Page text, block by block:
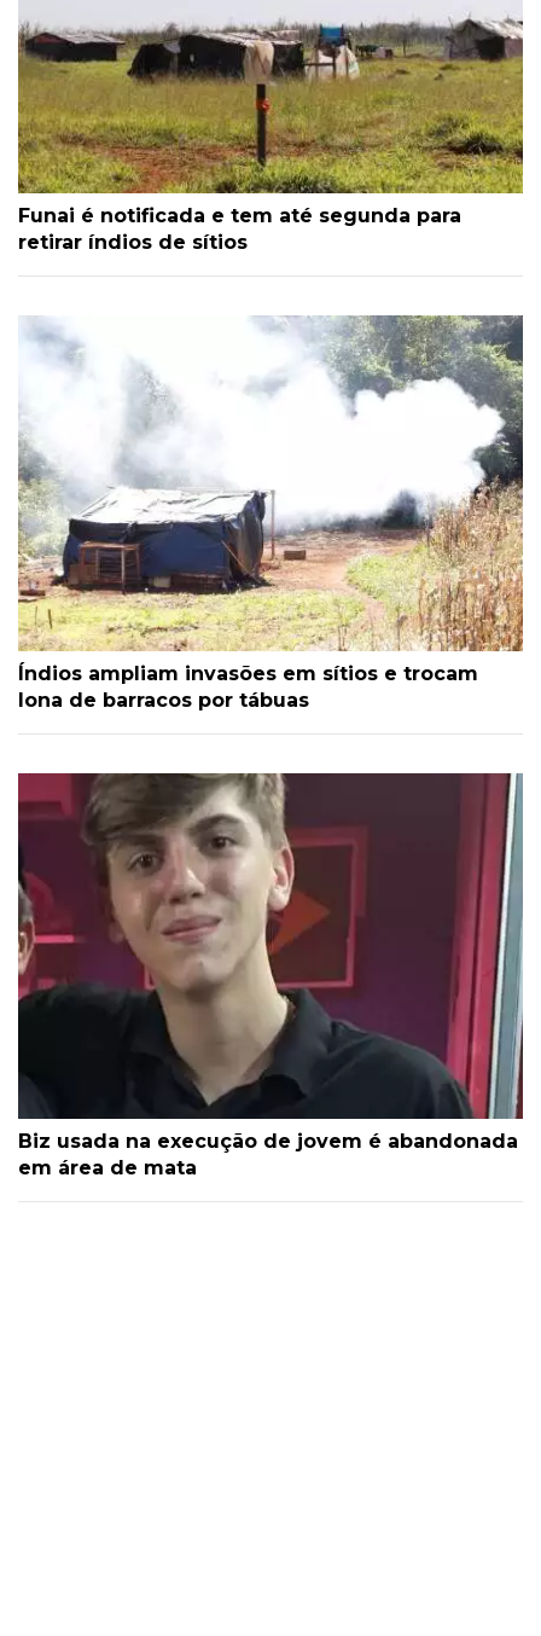
Funai é notificada e tem até segunda para
retirar índios de sítios
Índios ampliam invasões em sítios e trocam
lona de barracos por tábuas
Biz usada na execução de jovem é abandonada
em área de mata